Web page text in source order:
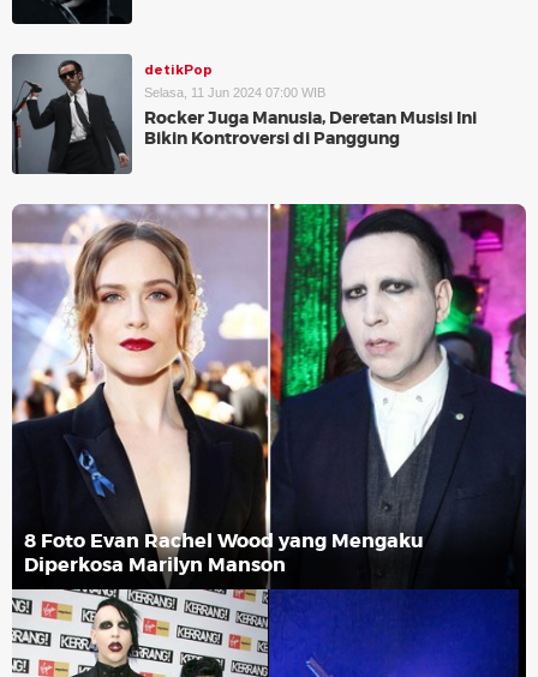
detikPop
Selasa, 11 Jun 2024 07:00 WIB
Rocker Juga Manusia, Deretan Musisi Ini
Bikin Kontroversi di Panggung
8 Foto Evan Rachel Wood yang Mengaku
Diperkosa Marilyn Manson